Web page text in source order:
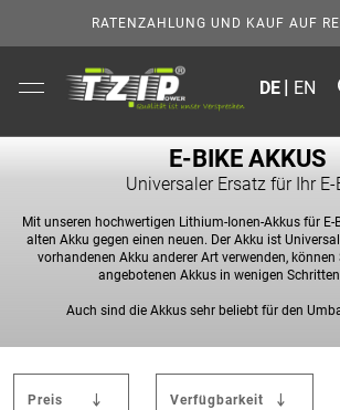
RATENZAHLUNG UND KAUF AUF
DE EN
E-BIKE AKKUS
Universaler Ersatz für Ihr E-
Mit unseren hochwertigen Lithium-Ionen-Akkus für E-
alten Akku gegen einen neuen. Der Akku ist
vorhandenen Akku anderer Art verwenden, können
angebotenen Akkus in wenigen
Auch sind die Akkus sehr beliebt für den
Preis Verfügbarkeit